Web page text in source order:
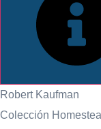
Robert Kaufman
Colección